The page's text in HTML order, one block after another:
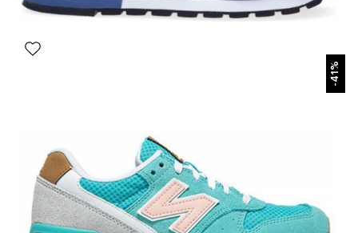
Размеры в наличии:
4041424344
-41%